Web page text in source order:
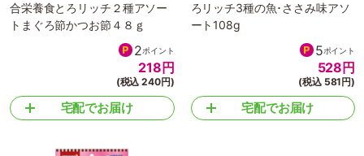
合栄養食とろリッチ２種アソー
トまぐろ節かつお節４８ｇ
2ポイント
218 円
(税込 240円)
宅配でお届け
ろリッチ3種の魚･ささみ味アソ
ート108g
5ポイント
528 円
(税込 581円)
宅配でお届け